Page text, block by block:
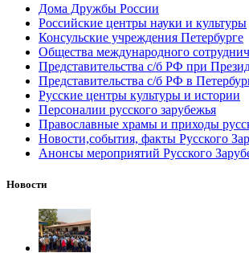
Дома Дружбы России
Российские центры науки и культуры
Консульские учреждения Петербурге
Общества международного
Представительства с/б РФ при
Представительства с/б РФ в
Русские центры культуры и истории
Персоналии русского зарубежья
Православные храмы и приходы
Новости,события, факты Русского
Анонсы мероприятий Русского
Новости